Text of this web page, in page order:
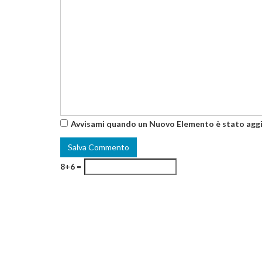
Avvisami quando un Nuovo Elemento è stato
8+6 =